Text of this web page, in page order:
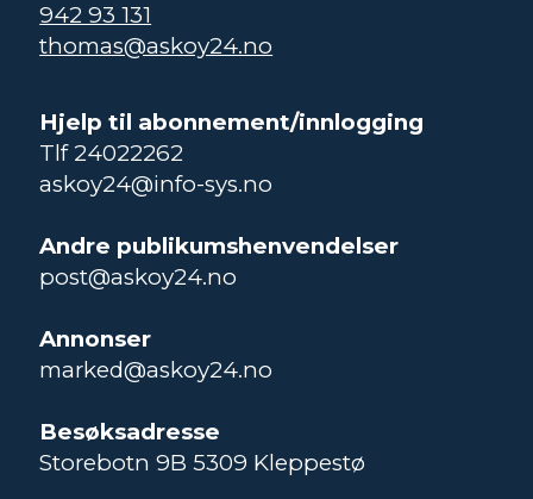
942 93 131
thomas@askoy24.no
Hjelp til abonnement/innlogging
Tlf 24022262
askoy24@info-sys.no
Andre publikumshenvendelser
post@askoy24.no
Annonser
marked@askoy24.no
Besøksadresse
Storebotn 9B 5309 Kleppestø